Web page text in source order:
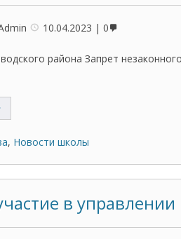
10.04.2023 0
района Запрет
, Новости школы
в управлении